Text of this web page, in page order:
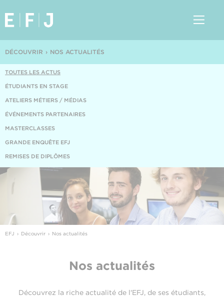
NOS ACTUALITÉS
DÉCOUVRIR
TOUTES LES ACTUS
ÉTUDIANTS EN STAGE
ATELIERS MÉTIERS / MÉDIAS
ÉVÉNEMENTS PARTENAIRES
MASTERCLASSES
GRANDE ENQUÊTE EFJ
REMISES DE DIPLÔMES
EFJ Découvrir Nos actualités
Nos actualités
Découvrez la riche actualité de l'EFJ, de ses étudiants,